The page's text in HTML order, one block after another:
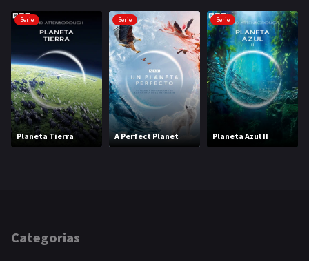
Serie
Planeta Tierra
Serie
A Perfect Planet
Serie
Planeta Azul II
Categorias